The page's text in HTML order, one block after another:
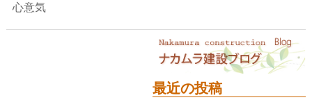
心意気
最近の投稿